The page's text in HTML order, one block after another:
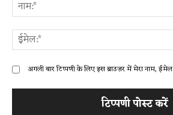
अगली बार टिप्पणी के लिए इस ब्राउज़र में मेरा नाम,